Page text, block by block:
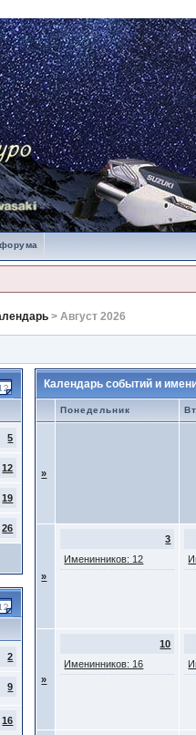
> Август 2026
5
12
19
26
2
9
16
Календарь событий и
Понедельник
»
»
3
Именинников: 12
»
10
Именинников: 16